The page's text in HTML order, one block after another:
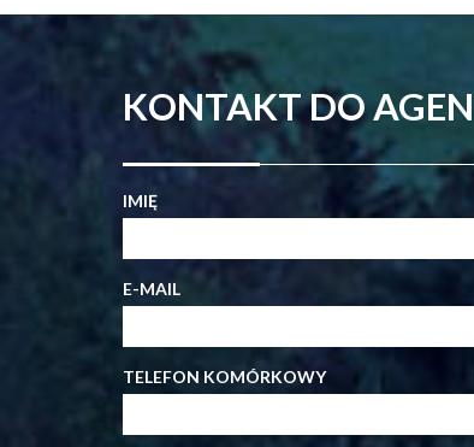
KONTAKT DO
IMIĘ
E-MAIL
TELEFON KOMÓRKOWY